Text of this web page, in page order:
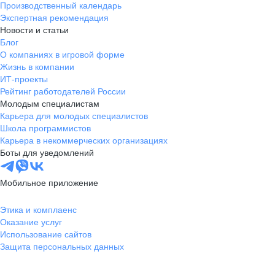
Производственный календарь
Экспертная рекомендация
Новости и статьи
Блог
О компаниях в игровой форме
Жизнь в компании
ИТ-проекты
Рейтинг работодателей России
Молодым специалистам
Карьера для молодых специалистов
Школа программистов
Карьера в некоммерческих организациях
Боты для уведомлений
Мобильное приложение
Этика и комплаенс
Оказание услуг
Использование сайтов
Защита персональных данных